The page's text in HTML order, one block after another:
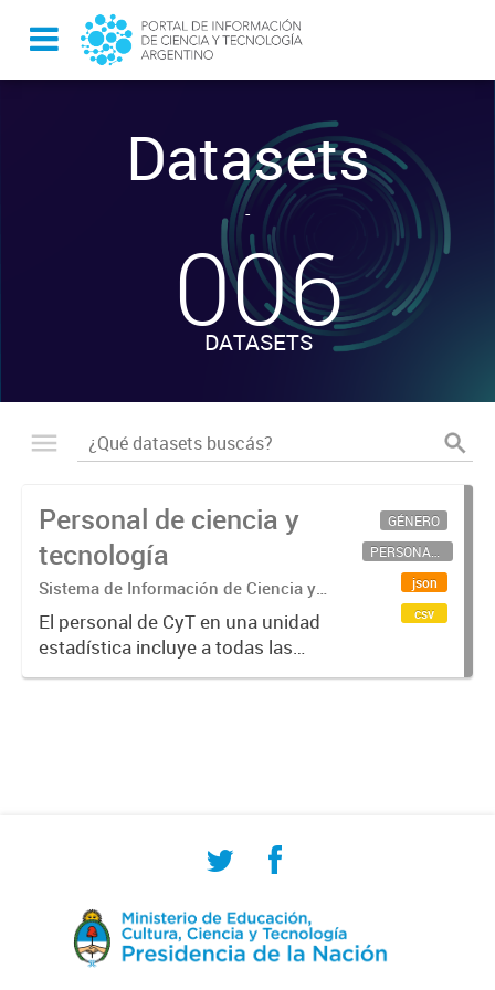
Datasets
-
006
DATASETS
Personal de ciencia y
tecnología
Sistema de Información de Ciencia y
Tecnología Argentino (SICYTAR)
El personal de CyT en una unidad
estadística incluye a todas las
personas involucradas
GÉNERO
PERSONAL CIENTÍFICO-TECNOLÓGICO
json
csv